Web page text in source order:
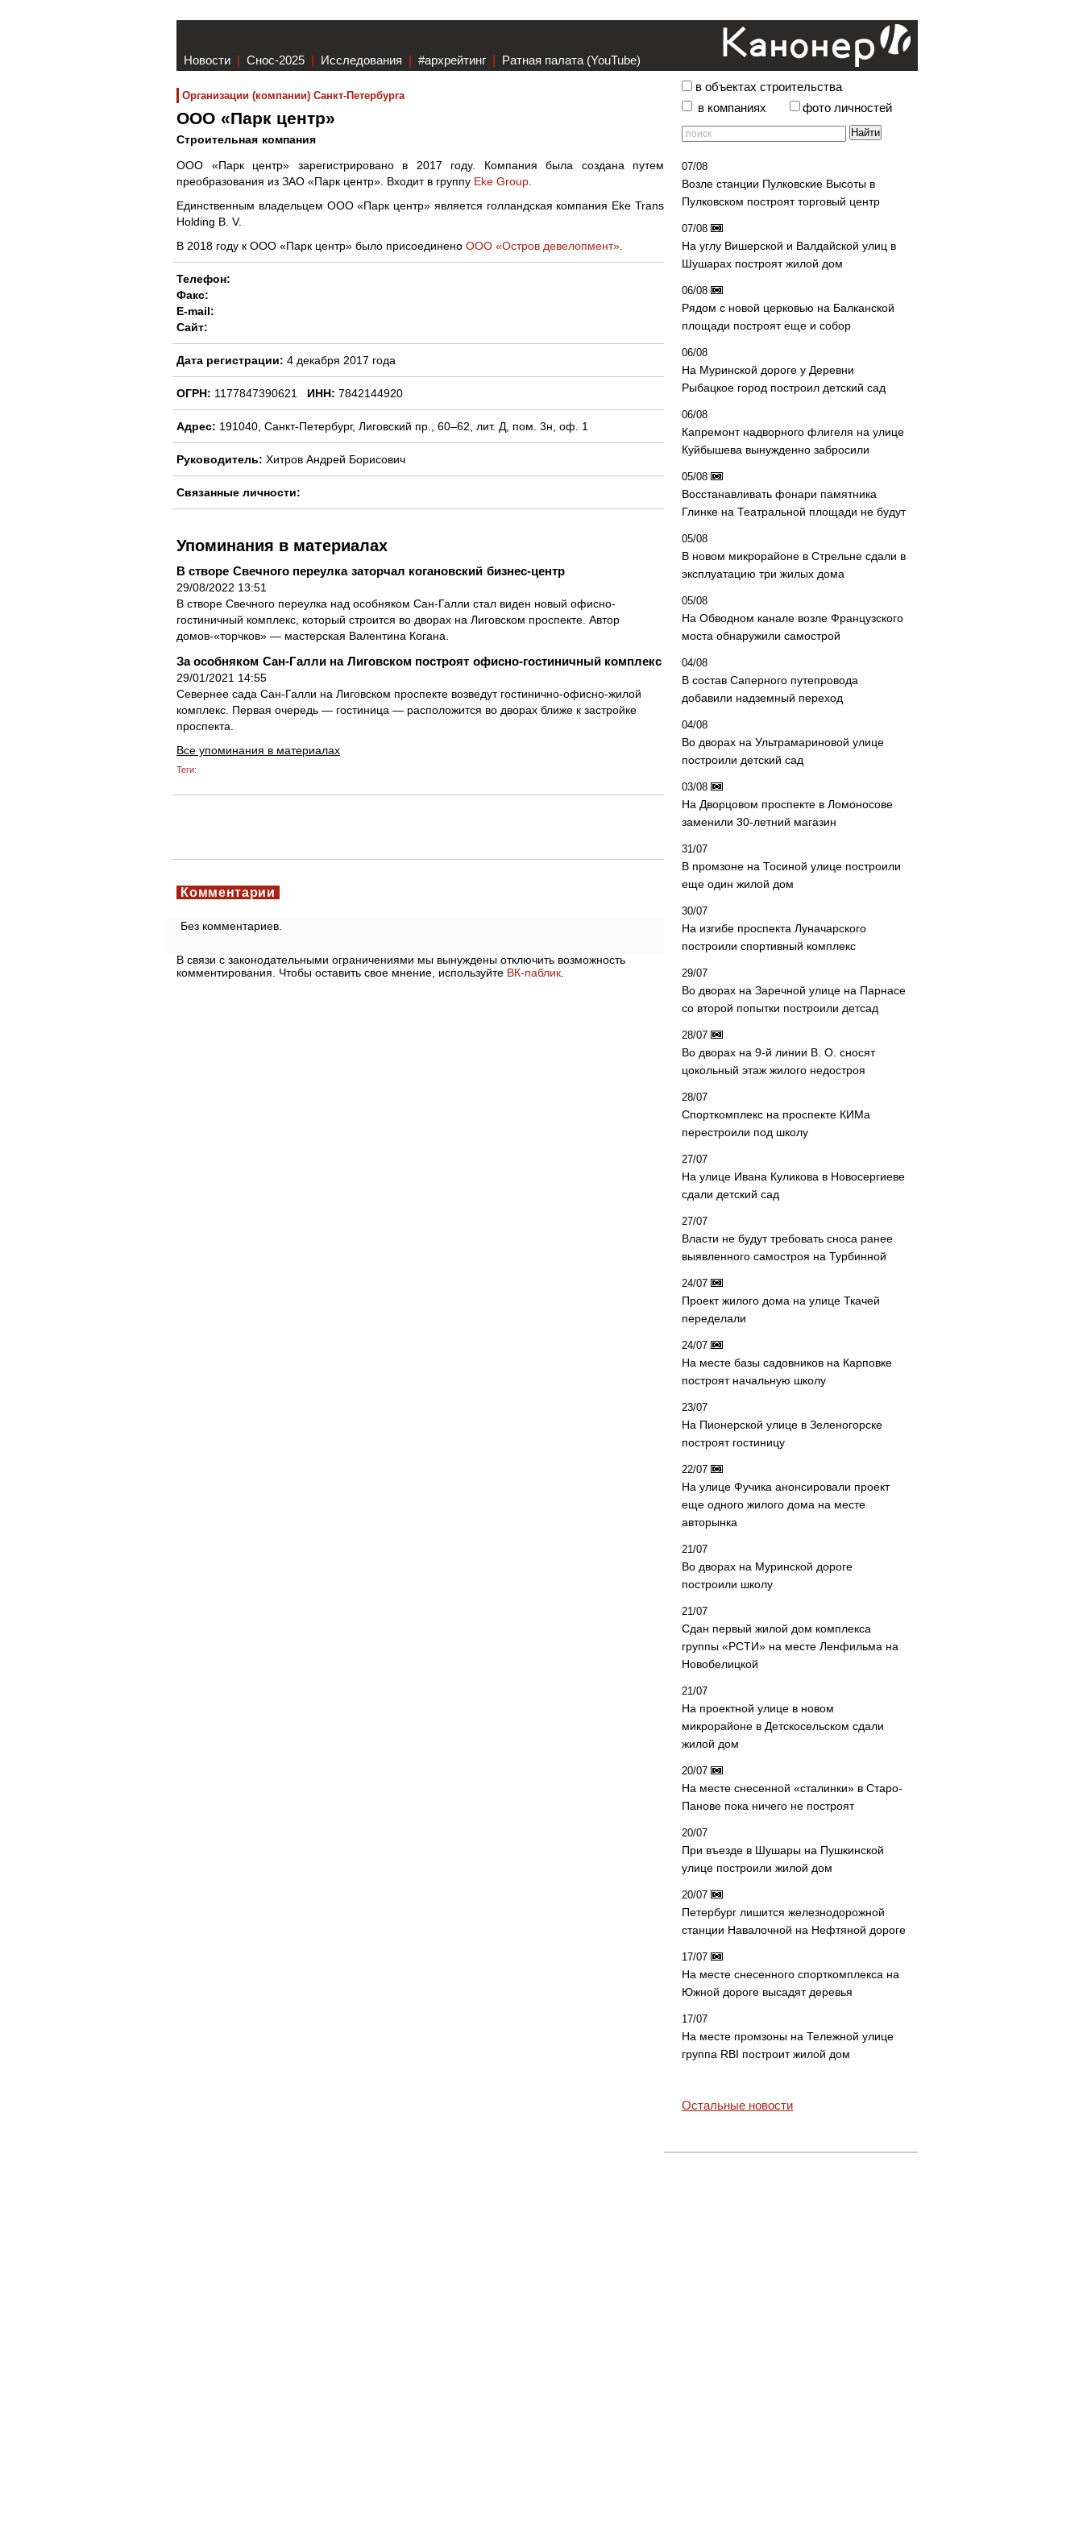
Новости | Снос-2025 | Исследования | #архрейтинг | Ратная палата (YouTube)
Организации (компании) Санкт-Петербурга
ООО «Парк центр»
Строительная компания
ООО «Парк центр» зарегистрировано в 2017 году. Компания была создана путем
преобразования из ЗАО «Парк центр». Входит в группу Eke Group
Единственным владельцем ООО «Парк центр» является голландская компания Eke Trans
Holding B. V.
В 2018 году к ООО «Парк центр» было присоединено ООО «Остров девелопмент»
Телефон:
Факс:
E-mail:
Сайт:
Дата регистрации: 4 декабря 2017 года
ОГРН: 1177847390621 ИНН: 7842144920
Адрес: 191040, Санкт-Петербург, Лиговский пр., 60–62, лит. Д, пом. 3н, оф. 1
Руководитель: Хитров Андрей Борисович
Связанные личности:
Упоминания в материалах
В створе Свечного переулка заторчал когановский бизнес-центр
29/08/2022 13:51
В створе Свечного переулка над особняком Сан-Галли стал виден новый офисно-
гостиничный комплекс, который строится во дворах на Лиговском проспекте. Автор
домов-«торчков» — мастерская Валентина Когана.
За особняком Сан-Галли на Лиговском построят офисно-гостиничный комплекс
29/01/2021 14:55
Севернее сада Сан-Галли на Лиговском проспекте возведут гостинично-офисно-жилой
комплекс. Первая очередь — гостиница — расположится во дворах ближе к застройке
проспекта.
Все упоминания в материалах
Теги:
Комментарии
Без комментариев.
В связи с законодательными ограничениями мы вынуждены отключить возможность
комментирования. Чтобы оставить свое мнение, используйте ВК-паблик
в объектах строительства
в компаниях
фото личностей
07/08
Возле станции Пулковские Высоты в
Пулковском построят торговый центр
07/08
На углу Вишерской и Валдайской улиц в
Шушарах построят жилой дом
06/08
Рядом с новой церковью на Балканской
площади построят еще и собор
06/08
На Муринской дороге у Деревни
Рыбацкое город построил детский сад
06/08
Капремонт надворного флигеля на улице
Куйбышева вынужденно забросили
05/08
Восстанавливать фонари памятника
Глинке на Театральной площади не будут
05/08
В новом микрорайоне в Стрельне сдали в
эксплуатацию три жилых дома
05/08
На Обводном канале возле Французского
моста обнаружили самострой
04/08
В состав Саперного путепровода
добавили надземный переход
04/08
Во дворах на Ультрамариновой улице
построили детский сад
03/08
На Дворцовом проспекте в Ломоносове
заменили 30-летний магазин
31/07
В промзоне на Тосиной улице построили
еще один жилой дом
30/07
На изгибе проспекта Луначарского
построили спортивный комплекс
29/07
Во дворах на Заречной улице на Парнасе
со второй попытки построили детсад
28/07
Во дворах на 9-й линии В. О. сносят
цокольный этаж жилого недостроя
28/07
Спорткомплекс на проспекте КИМа
перестроили под школу
27/07
На улице Ивана Куликова в Новосергиеве
сдали детский сад
27/07
Власти не будут требовать сноса ранее
выявленного самостроя на Турбинной
24/07
Проект жилого дома на улице Ткачей
переделали
24/07
На месте базы садовников на Карповке
построят начальную школу
23/07
На Пионерской улице в Зеленогорске
построят гостиницу
22/07
На улице Фучика анонсировали проект
еще одного жилого дома на месте
авторынка
21/07
Во дворах на Муринской дороге
построили школу
21/07
Сдан первый жилой дом комплекса
группы «РСТИ» на месте Ленфильма на
Новобелицкой
21/07
На проектной улице в новом
микрорайоне в Детскосельском сдали
жилой дом
20/07
На месте снесенной «сталинки» в Старо-
Панове пока ничего не построят
20/07
При въезде в Шушары на Пушкинской
улице построили жилой дом
20/07
Петербург лишится железнодорожной
станции Навалочной на Нефтяной дороге
17/07
На месте снесенного спорткомплекса на
Южной дороге высадят деревья
17/07
На месте промзоны на Тележной улице
группа RBI построит жилой дом
Остальные новости